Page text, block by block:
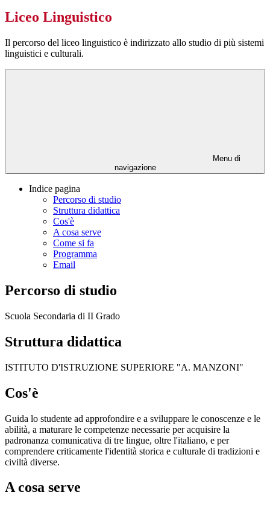
Liceo Linguistico
Il percorso del liceo linguistico è indirizzato allo studio di più sistemi
linguistici e culturali.
Menu di
navigazione
Indice pagina
Percorso di studio
Struttura didattica
Cos'è
A cosa serve
Come si fa
Programma
Email
Percorso di studio
Scuola Secondaria di II Grado
Struttura didattica
ISTITUTO D'ISTRUZIONE SUPERIORE "A. MANZONI"
Cos'è
Guida lo studente ad approfondire e a sviluppare le conoscenze e le
abilità, a maturare le competenze necessarie per acquisire la
padronanza comunicativa di tre lingue, oltre l'italiano, e per
comprendere criticamente l'identità storica e culturale di tradizioni e
civiltà diverse.
A cosa serve